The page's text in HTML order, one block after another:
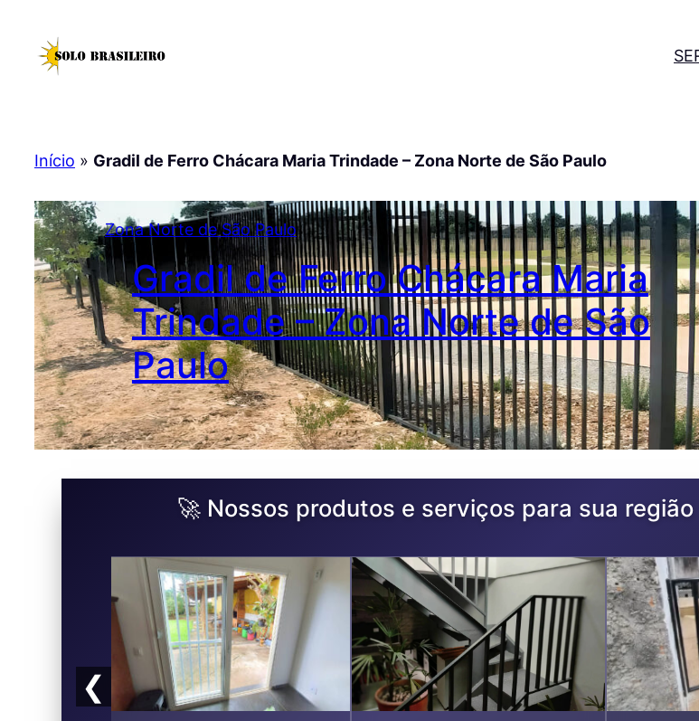
Início » Gradil de Ferro Chácara Maria Trindade – Zona Norte de São Paulo
Zona Norte de São Paulo
Gradil de Ferro Chácara Maria
Trindade – Zona Norte de São
Paulo
🚀 Nossos produtos e serviços para sua região
❮